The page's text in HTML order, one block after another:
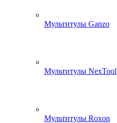
Мультитулы Ganzo
Мультитулы NexTool
Мультитулы Roxon